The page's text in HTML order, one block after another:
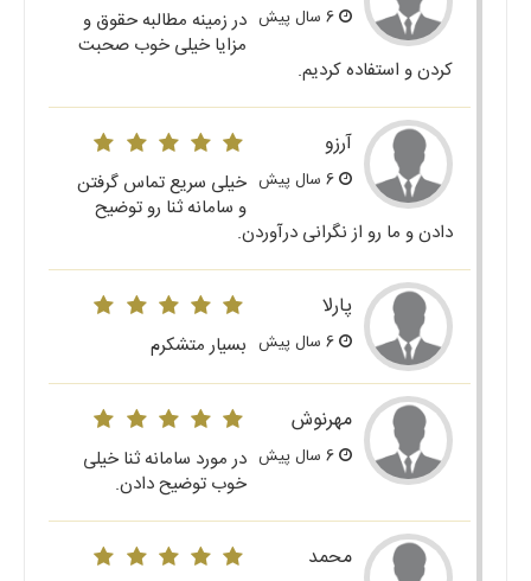
در زمینه مطالبه حقوق و
مزایا خیلی خوب صحبت
کردن و استفاده کردیم.
آرزو
خیلی سریع تماس گرفتن
و سامانه ثنا رو توضیح
دادن و ما رو از نگرانی درآوردن.
پارلا
بسیار متشکرم
مهرنوش
در مورد سامانه ثنا خیلی
خوب توضیح دادن.
محمد